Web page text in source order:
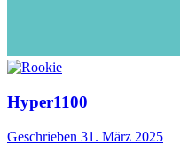
Hyper1100
Geschrieben 31. März 2025